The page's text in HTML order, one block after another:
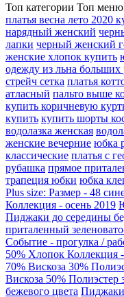
Топ категории Топ меню
платья весна лето 2020
нарядный женский
лапки черный женский
женские хлопок купить
одежду из льна больших
стрейч сетка платья
атласный пальто выше
купить коричневую
купить купить шорты
водолазка женская
женские вечерние юбка
классические платья с
рубашка прямое
трапеция юбки юбка
Plus size: Размер - 48
Коллекция - осень 2019
Пиджаки до середины
приталенный
Событие - прогулка /
50% Хлопок Коллекция -
70% Вискоза 30%
Вискоза 50% Полиэстер
бежевого цвета Пиджаки